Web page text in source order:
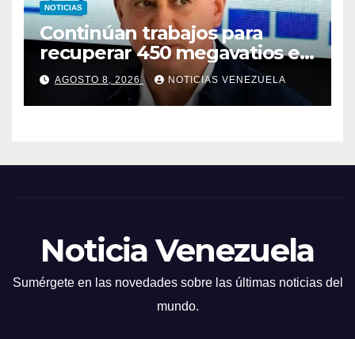
NOTICIAS
Continúan trabajos para
recuperar 450 megavatios en
Termocarabobo tras sismos
AGOSTO 8, 2026 NOTICIAS VENEZUELA
Noticia Venezuela
Sumérgete en las novedades sobre las últimas noticias del
mundo.